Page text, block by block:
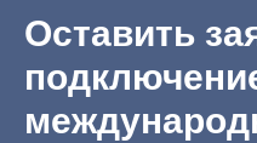
Оставить